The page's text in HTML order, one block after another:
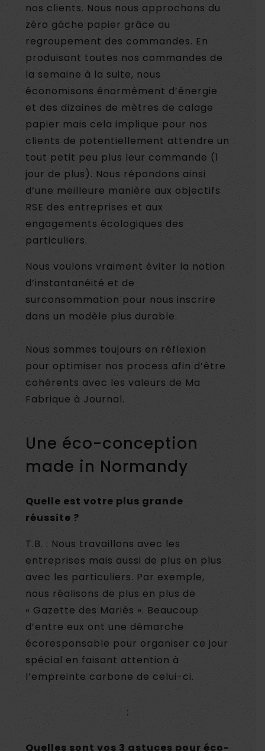
nos clients. Nous nous approchons du
zéro gâche papier grâce au
regroupement des commandes. En
produisant toutes nos commandes de
la semaine à la suite, nous
économisons énormément d’énergie
et des dizaines de mètres de calage
papier mais cela implique pour nos
clients de potentiellement attendre un
tout petit peu plus leur commande (1
jour de plus). Nous répondons ainsi
d’une meilleure manière aux objectifs
RSE des entreprises et aux
engagements écologiques des
particuliers.
Nous voulons vraiment éviter la notion
d’instantanéité et de
surconsommation pour nous inscrire
dans un modèle plus durable.
Nous sommes toujours en réflexion
pour optimiser nos process afin d’être
cohérents avec les valeurs de Ma
Fabrique à Journal.
Une éco-conception
made in Normandy
Quelle est votre plus grande
réussite ?
T.B. : Nous travaillons avec les
entreprises mais aussi de plus en plus
avec les particuliers. Par exemple,
nous réalisons de plus en plus de
« Gazette des Mariés ». Beaucoup
d’entre eux ont une démarche
écoresponsable pour organiser ce jour
spécial en faisant attention à
l’empreinte carbone de celui-ci.
:
Quelles sont vos 3 astuces pour éco-